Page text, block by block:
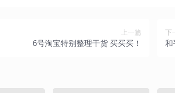
上一篇
6号淘宝特别整理干货 买买买！
下
和